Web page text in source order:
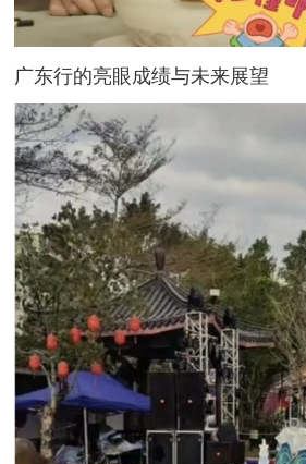
广东行的亮眼成绩与未来展望